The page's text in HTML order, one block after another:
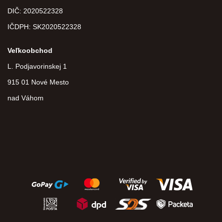
DIČ: 2020522328
IČDPH: SK2020522328
Veľkoobchod
L. Podjavorinskej 1
915 01 Nové Mesto
nad Váhom